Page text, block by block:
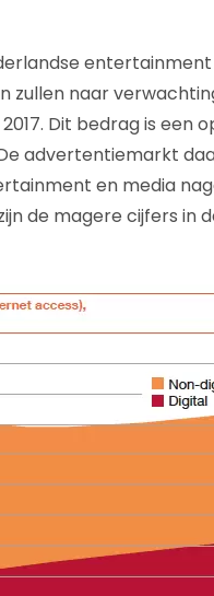
zullen naar
Dit bedrag is
advertentiemarkt
en media
de magere cijfers in